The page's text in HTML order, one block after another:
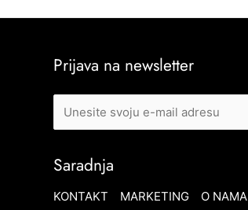
Prijava na newsletter
Saradnja
KONTAKT MARKETING O NAMA